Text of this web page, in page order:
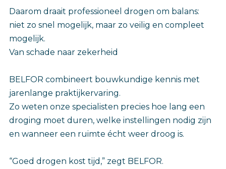
Daarom draait professioneel drogen om balans:
niet zo snel mogelijk, maar zo veilig en compleet
mogelijk.
Van schade naar zekerheid
BELFOR combineert bouwkundige kennis met
jarenlange praktijkervaring.
Zo weten onze specialisten precies hoe lang een
droging moet duren, welke instellingen nodig zijn
en wanneer een ruimte écht weer droog is.
“Goed drogen kost tijd,” zegt BELFOR.